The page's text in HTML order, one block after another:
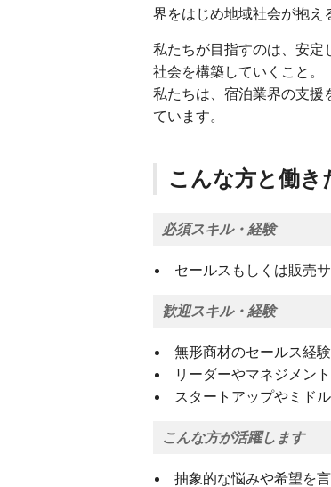
界をはじめ地域社会が抱え
私たちが目指すのは、安定
社会を構築していくこと。
私たちは、宿泊業界の支援
ています。
こんな方と働き
必須スキル・経験
セールスもしくは販売
歓迎スキル・経験
無形商材のセールス経験
リーダーやマネジメン
スタートアップやミド
こんな方が活躍します
抽象的な悩みや希望を